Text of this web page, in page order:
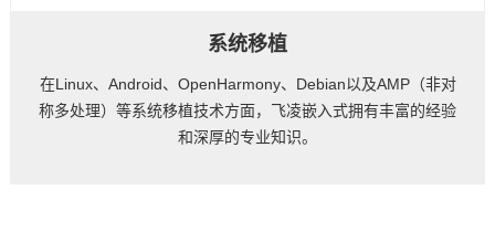
系统移植
在Linux、Android、OpenHarmony、Debian以及AMP（非对
称多处理）等系统移植技术方面，飞凌嵌入式拥有丰富的经验
和深厚的专业知识。